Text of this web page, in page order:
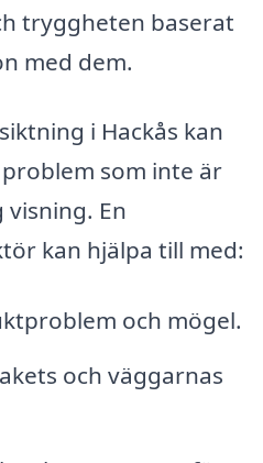
tryggheten baserat
med dem.
i Hackås kan
som inte är
visning. En
kan hjälpa till med:
och mögel.
och väggarnas